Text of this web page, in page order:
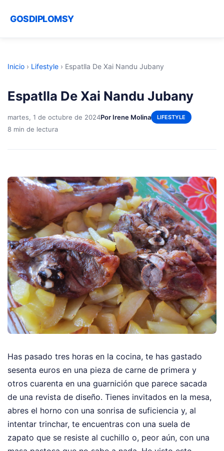
GOSDIPLOMSY
Inicio › Lifestyle › Espatlla De Xai Nandu Jubany
Espatlla De Xai Nandu Jubany
martes, 1 de octubre de 2024Por Irene Molina LIFESTYLE
8 min de lectura
Has pasado tres horas en la cocina, te has gastado
sesenta euros en una pieza de carne de primera y
otros cuarenta en una guarnición que parece sacada
de una revista de diseño. Tienes invitados en la mesa,
abres el horno con una sonrisa de suficiencia y, al
intentar trinchar, te encuentras con una suela de
zapato que se resiste al cuchillo o, peor aún, con una